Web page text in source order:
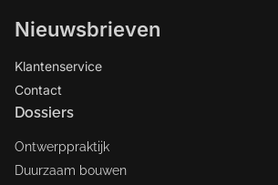
Nieuwsbrieven
Klantenservice
Contact
Dossiers
Ontwerppraktijk
Duurzaam bouwen